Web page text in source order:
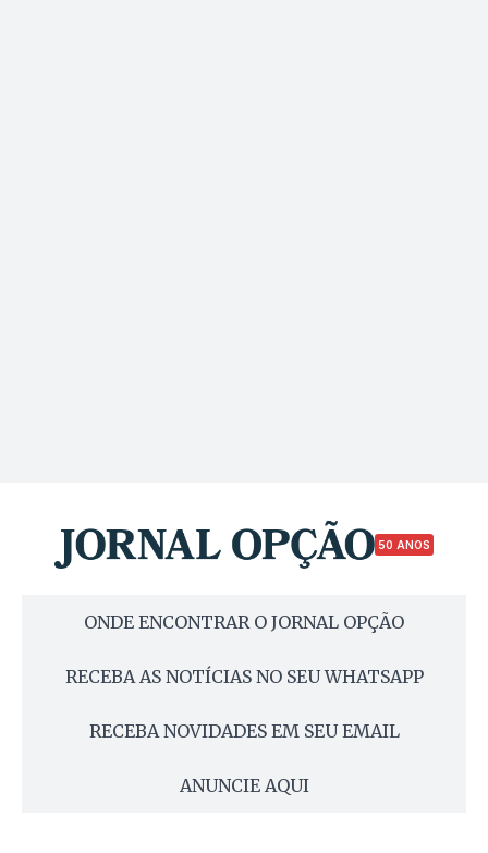
50 ANOS
ONDE ENCONTRAR O JORNAL OPÇÃO
RECEBA AS NOTÍCIAS NO SEU WHATSAPP
RECEBA NOVIDADES EM SEU EMAIL
ANUNCIE AQUI